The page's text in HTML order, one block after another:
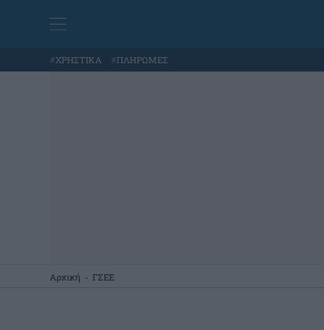
#ΧΡΗΣΤΙΚΑ #ΠΛΗΡΩΜΕΣ
Αρχική - ΓΣΕΕ